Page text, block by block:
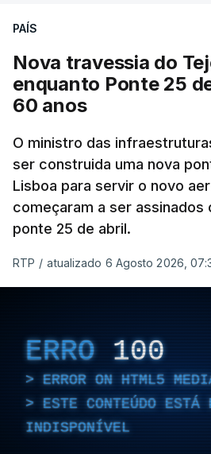
PAÍS
Nova travessia do
enquanto Ponte 25
60 anos
O ministro das
ser construida uma nova
Lisboa para servir o novo
começaram a ser assinados
ponte 25 de abril.
RTP / atualizado 6 Agosto 2026,
ERRO 100
ERROR ON HTML5
ESTE CONTEÚDO ESTÁ
INDISPONÍVEL